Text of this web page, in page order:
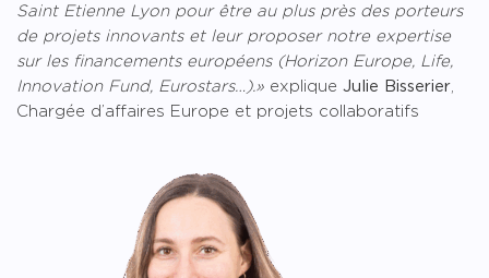
Saint Etienne Lyon pour être au plus près des porteurs
de projets innovants et leur proposer notre expertise
sur les financements européens (Horizon Europe, Life,
Innovation Fund, Eurostars…).» explique Julie Bisserier,
Chargée d’affaires Europe et projets collaboratifs